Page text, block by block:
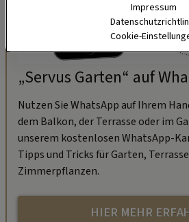
„Servus Garten“ auf
Nutzen Sie WhatsApp auf Ihrem
dem Balkon, der Terrasse oder im
unserem kostenlosen WhatsApp-
Tipps und Tricks für Garten,
Zimmerpflanzen.
HIER MEHR
Impressum
Cookie-